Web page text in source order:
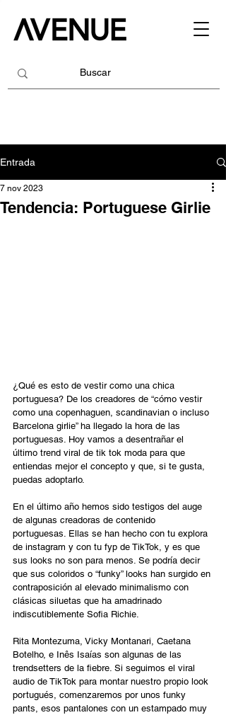
Entrada
Tendencia: Portuguese Girlie
7 nov 2023
¿Qué es esto de vestir como una chica
portuguesa? De los creadores de “cómo vestir
como una copenhaguen, scandinavian o incluso
Barcelona girlie” ha llegado la hora de las
portuguesas. Hoy vamos a desentrañar el
último trend viral de tik tok moda para que
entiendas mejor el concepto y que, si te gusta,
puedas adoptarlo.
En el último año hemos sido testigos del auge
de algunas creadoras de contenido
portuguesas. Ellas se han hecho con tu explora
de instagram y con tu fyp de TikTok, y es que
sus looks no son para menos. Se podría decir
que sus coloridos o “funky” looks han surgido en
contraposición al elevado minimalismo con
clásicas siluetas que ha amadrinado
indiscutiblemente Sofia Richie.
Rita Montezuma, Vicky Montanari, Caetana
Botelho, e Inês Isaías son algunas de las
trendsetters de la fiebre. Si seguimos el viral
audio de TikTok para montar nuestro propio look
portugués, comenzaremos por unos funky
pants, esos pantalones con un estampado muy